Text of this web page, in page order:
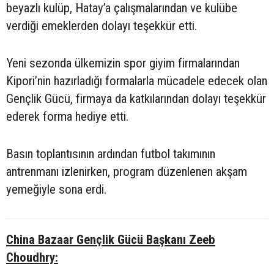
beyazlı kulüp, Hatay’a çalışmalarından ve kulübe
verdiği emeklerden dolayı teşekkür etti.
Yeni sezonda ülkemizin spor giyim firmalarından
Kipori’nin hazırladığı formalarla mücadele edecek olan
Gençlik Gücü, firmaya da katkılarından dolayı teşekkür
ederek forma hediye etti.
Basın toplantısının ardından futbol takımının
antrenmanı izlenirken, program düzenlenen akşam
yemeğiyle sona erdi.
China Bazaar Gençlik Gücü Başkanı Zeeb
Choudhry: